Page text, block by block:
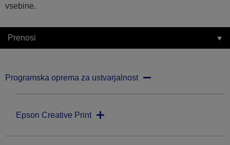
vsebine.
Prenosi
Programska oprema za ustvarjalnost
Epson Creative Print